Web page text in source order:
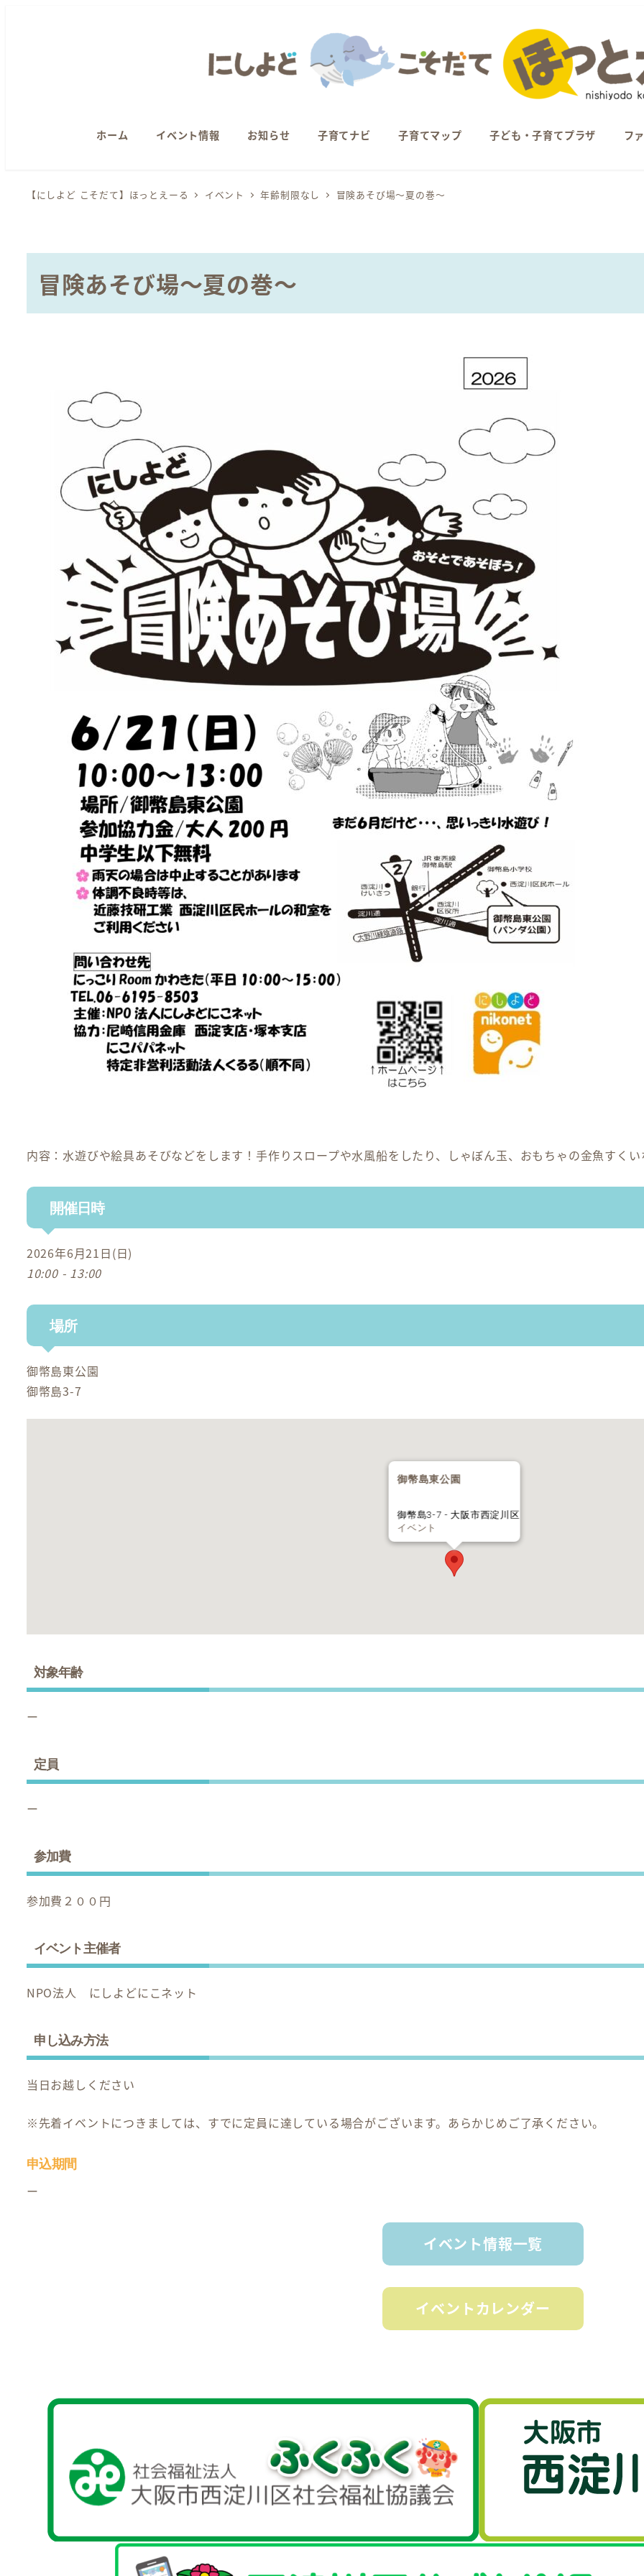
ホーム イベント情報 お知らせ 子育てナビ 子育てマップ 子ども・子育てプラザ フ
【にしよど こそだて】ほっとえーる イベント 年齢制限なし 冒険あそび場～夏の巻～
冒険あそび場～夏の巻～
内容：水遊びや絵具あそびなどをします！手作りスロープや水風船をしたり、しゃぼん玉、おもちゃの金魚すくい
開催日時
2026年6月21日(日)
10:00 - 13:00
場所
御幣島東公園
御幣島3-7
御幣島東公園
御幣島3-7 - 大阪市西淀川区
イベント
対象年齢
ー
定員
ー
参加費
参加費２００円
イベント主催者
NPO法人 にしよどにこネット
申し込み方法
当日お越しください
※先着イベントにつきましては、すでに定員に達している場合がございます。あらかじめご了承ください。
申込期間
ー
イベント情報一覧
イベントカレンダー